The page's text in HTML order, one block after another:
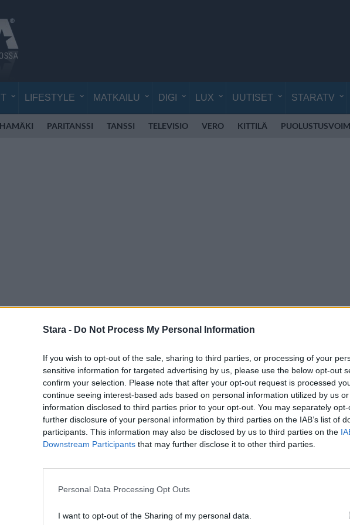
Stara - Do Not Process My Personal Information
If you wish to opt-out of the sale, sharing to third parties, or processing of your
sensitive information for targeted advertising by us, please use the below opt-out
confirm your selection. Please note that after your opt-out request is processed
continue seeing interest-based ads based on personal information utilized by us
information disclosed to third parties prior to your opt-out. You may separately
further disclosure of your personal information by third parties on the IAB’s list of
participants. This information may also be disclosed by us to third parties on the
Downstream Participants that may further disclose it to other third parties.
Personal Data Processing Opt Outs
I want to opt-out of the Sharing of my personal data.
LIFESTYLE MATKAILU DIGI LUX UUTISET STARATV
PARITANSSI TANSSI TELEVISIO VERO KITTILÄ